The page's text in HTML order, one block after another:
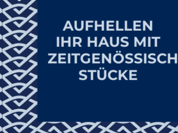
AUFHELLEN
IHR HAUS MIT
ZEITGENÖSSISCH
STÜCKE